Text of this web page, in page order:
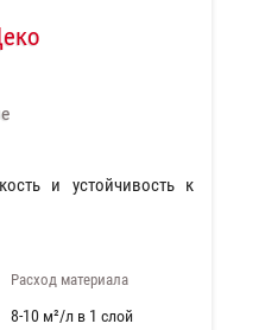
и устойчивость к
Расход материала
8-10 м²/л в 1 слой